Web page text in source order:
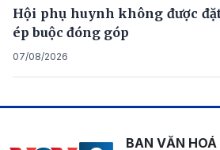
Hội phụ huynh không được
ép buộc đóng góp
07/08/2026
BAN VĂN